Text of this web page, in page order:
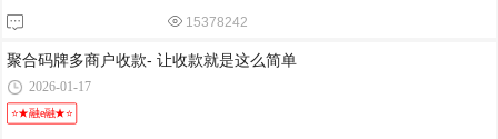
POS：http://oss.flmyzf.com/yzf/html/regist/index.html?phone=%E4%
15378242
聚合码牌多商户收款- 让收款就是这么简单
2026-01-17
⭐★融e融★⭐